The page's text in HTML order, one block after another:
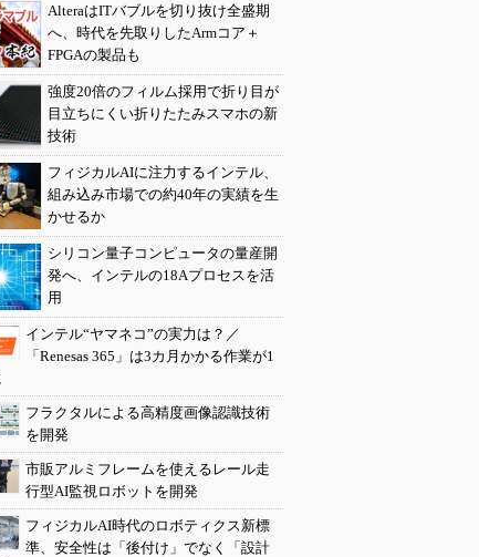
AlteraはITバブルを切り抜け全盛期
へ、時代を先取りしたArmコア＋
FPGAの製品も
強度20倍のフィルム採用で折り目が
目立ちにくい折りたたみスマホの新
技術
フィジカルAIに注力するインテル、
組み込み市場での約40年の実績を生
かせるか
シリコン量子コンピュータの量産開
発へ、インテルの18Aプロセスを活
用
インテル“ヤマネコ”の実力は？／
「Renesas 365」は3カ月かかる作業が1
フラクタルによる高精度画像認識技術
を開発
市販アルミフレームを使えるレール走
行型AI監視ロボットを開発
フィジカルAI時代のロボティクス新標
準、安全性は「後付け」でなく「設計